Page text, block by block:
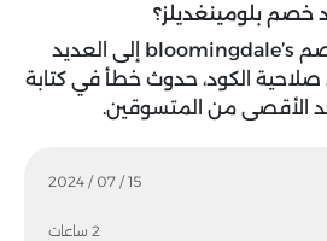
15 / 07 / 2024
2 ساعات
بلومينغديلز؟
يرجع عدم عمل كود خصم bloomingdale’s إلى العديد
صلاحية الكود، حدوث خطأ في كتابة
الأقصى من المتسوقين.